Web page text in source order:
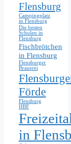
Flensburg
Campingplatz
in Flensburg
Die besten
Schulen in
Flensburg
Fischbrötchen
in Flensburg
Flensburger
Brauerei
Förde
Flensburg
HBF
in